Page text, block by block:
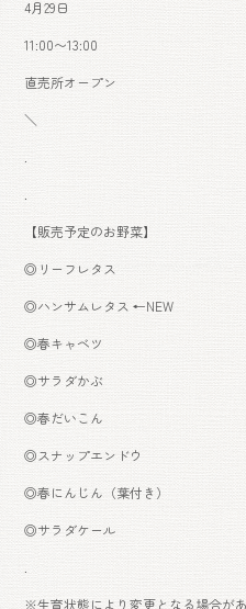
4月29日
11:00〜13:00
直売所オープン
＼
【販売予定のお野菜】
◎リーフレタス
◎ハンサムレタス ←NEW
◎春キャベツ
◎サラダかぶ
◎春だいこん
◎スナップエンドウ
◎春にんじん（葉付き）
◎サラダケール
※生育状態により変更となる場合が